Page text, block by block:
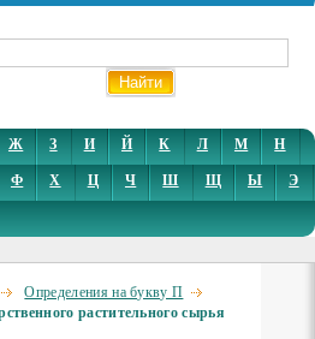
Ж З И Й К Л М
Н
Ф Х Ц Ч Ш Щ Ы
Э
Определения на букву П
растительного сырья